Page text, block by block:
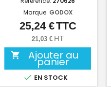
Marque: GODOX
Prix
25,24 €TTC
21,03 € HT
 Ajouter au
panier
 EN STOCK